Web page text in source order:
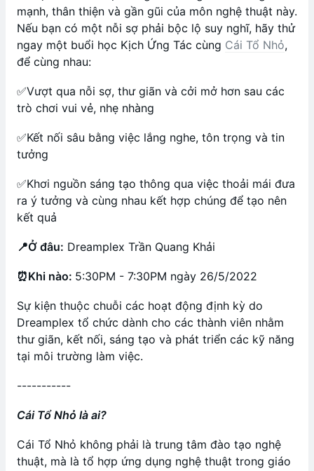
mạnh, thân thiện và gần gũi của môn nghệ thuật này.
Nếu bạn có một nỗi sợ phải bộc lộ suy nghĩ, hãy thử
ngay một buổi học Kịch Ứng Tác cùng Cái Tổ Nhỏ,
để cùng nhau:
✅Vượt qua nỗi sợ, thư giãn và cởi mở hơn sau các
trò chơi vui vẻ, nhẹ nhàng
✅Kết nối sâu bằng việc lắng nghe, tôn trọng và tin
tưởng
✅Khơi nguồn sáng tạo thông qua việc thoải mái đưa
ra ý tưởng và cùng nhau kết hợp chúng để tạo nên
kết quả
📍Ở đâu: Dreamplex Trần Quang Khải
⏰Khi nào: 5:30PM - 7:30PM ngày 26/5/2022
Sự kiện thuộc chuỗi các hoạt động định kỳ do
Dreamplex tổ chức dành cho các thành viên nhằm
thư giãn, kết nối, sáng tạo và phát triển các kỹ năng
tại môi trường làm việc.
-----------
Cái Tổ Nhỏ là ai?
Cái Tổ Nhỏ không phải là trung tâm đào tạo nghệ
thuật, mà là tổ hợp ứng dụng nghệ thuật trong giáo